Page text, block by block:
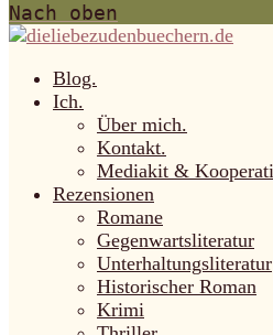
Nach oben
Blog.
Ich.
Über mich.
Kontakt.
Mediakit &
Rezensionen
Romane
Gegenwartsliteratur
Unterhaltungsliteratur
Historischer Roman
Krimi